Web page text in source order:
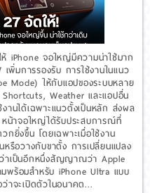
iPhone จอใหญ่มีความน่าใช้มาก
พิ่มการรองรับ การใช้งานในแนว
Mode) ให้กับแอปของระบบหลาย
Weather และแอปอื่น
านได้เฉพาะแนวตั้งเป็นหลัก ส่งผล
น้าจอใหญ่ได้รับประสบการณ์ที่
กยิ่งขึ้น โดยเฉพาะเมื่อใช้งาน
หรือวางกับขาตั้ง การเปลี่ยนแปลง
าเป็นอีกหนึ่งสัญญาณว่า Apple
พร้อมสำหรับ iPhone Ultra แบบ
าจะเปิดตัวในอนาคต...